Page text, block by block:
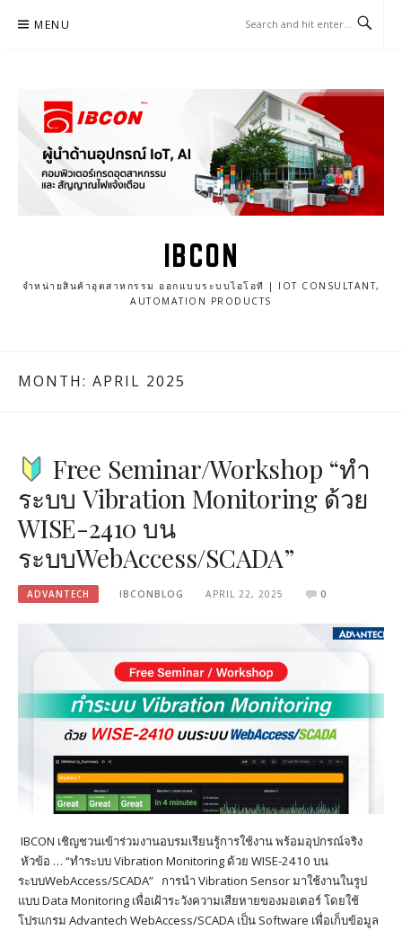
MENU
IBCON
จำหน่ายสินค้าอุตสาหกรรม ออกแบบระบบไอโอที | IOT CONSULTANT,
AUTOMATION PRODUCTS
MONTH: APRIL 2025
Free Seminar/Workshop “ทำ
ระบบ Vibration Monitoring ด้วย
WISE-2410 บน
ระบบWebAccess/SCADA”
ADVANTECH IBCONBLOG APRIL 22, 2025 0
IBCON เชิญชวนเข้าร่วมงานอบรมเรียนรู้การใช้งาน พร้อมอุปกรณ์จริง
หัวข้อ … “ทำระบบ Vibration Monitoring ด้วย WISE-2410 บน
ระบบWebAccess/SCADA” การนำ Vibration Sensor มาใช้งานในรูป
แบบ Data Monitoring เพื่อเฝ้าระวังความเสียหายของมอเตอร์ โดยใช้
โปรแกรม Advantech WebAccess/SCADA เป็น Software เพื่อเก็บข้อมูล